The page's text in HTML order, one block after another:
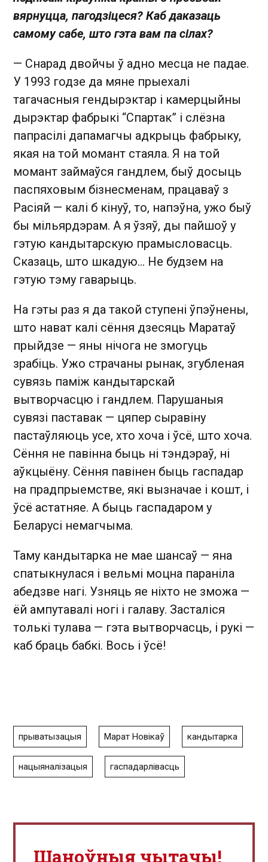
вярнуцца, пагодзіцеся? Каб даказаць
самому сабе, што гэта вам па сілах?
— Снарад двойчы ў адно месца не падае.
У 1993 годзе да мяне прыехалі
тагачасныя гендырэктар і камерцыйны
дырэктар фабрыкі “Спартак” і слёзна
папрасілі дапамагчы адкрыць фабрыку,
якая на той момант стаяла. Я на той
момант займаўся гандлем, быў досыць
паспяховым бізнесменам, працаваў з
Расіяй — калі б кінуў, то, напэўна, ужо быў
бы мільярдэрам. А я ўзяў, ды пайшоў у
гэтую кандытарскую прамысловасць.
Сказаць, што шкадую… Не будзем на
гэтую тэму гаварыць.
На гэты раз я да такой ступені ўпэўнены,
што нават калі сёння дзесяць Маратаў
прыйдзе — яны нічога не змогуць
зрабіць. Ужо страчаны рынак, згубленая
сувязь паміж кандытарскай
вытворчасцю і гандлем. Парушаныя
сувязі паставак — цяпер сыравіну
пастаўляюць усе, хто хоча і ўсё, што хоча.
Сёння не павінна быць ні тэндэраў, ні
аўкцыёну. Сёння павінен быць гаспадар
на прадпрыемстве, які вызначае і кошт, і
ўсё астатняе. А быць гаспадаром у
Беларусі немагчыма.
Таму кандытарка не мае шансаў — яна
спатыкнулася і вельмі моцна параніла
абедзве нагі. Узняць яе ніхто не зможа —
ёй ампутавалі ногі і галаву. Засталіся
толькі тулава — гэта вытворчасць, і рукі —
каб браць бабкі. Вось і ўсё!
прыватызацыя Марат Новікаў кандытарка
нацыяналізацыя гаспадарлівасць
Шаноўныя чытачы!